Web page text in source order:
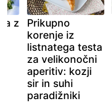
z
Prikupno
korenje iz
listnatega testa
za velikonočni
aperitiv: kozji
sir in suhi
paradižniki